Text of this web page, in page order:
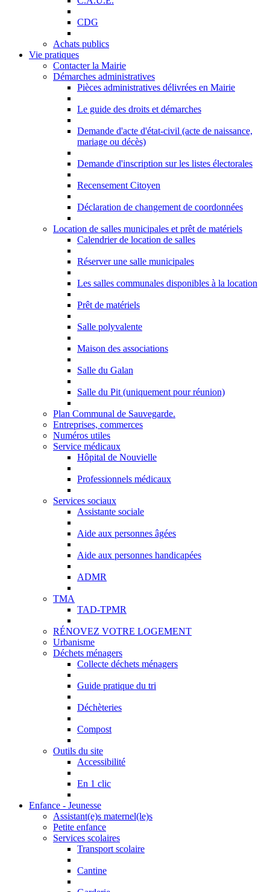
CDG
Achats publics
Vie pratiques
Contacter la Mairie
Démarches administratives
Pièces administratives délivrées en Mairie
Le guide des droits et démarches
Demande d'acte d'état-civil (acte de naissance,
mariage ou décès)
Demande d'inscription sur les listes électorales
Recensement Citoyen
Déclaration de changement de coordonnées
Location de salles municipales et prêt de matériels
Calendrier de location de salles
Réserver une salle municipales
Les salles communales disponibles à la location
Prêt de matériels
Salle polyvalente
Maison des associations
Salle du Galan
Salle du Pit (uniquement pour réunion)
Plan Communal de Sauvegarde.
Entreprises, commerces
Numéros utiles
Service médicaux
Hôpital de Nouvielle
Professionnels médicaux
Services sociaux
Assistante sociale
Aide aux personnes âgées
Aide aux personnes handicapées
ADMR
TMA
TAD-TPMR
RÉNOVEZ VOTRE LOGEMENT
Urbanisme
Déchets ménagers
Collecte déchets ménagers
Guide pratique du tri
Déchèteries
Compost
Outils du site
Accessibilité
En 1 clic
Enfance - Jeunesse
Assistant(e)s maternel(le)s
Petite enfance
Services scolaires
Transport scolaire
Cantine